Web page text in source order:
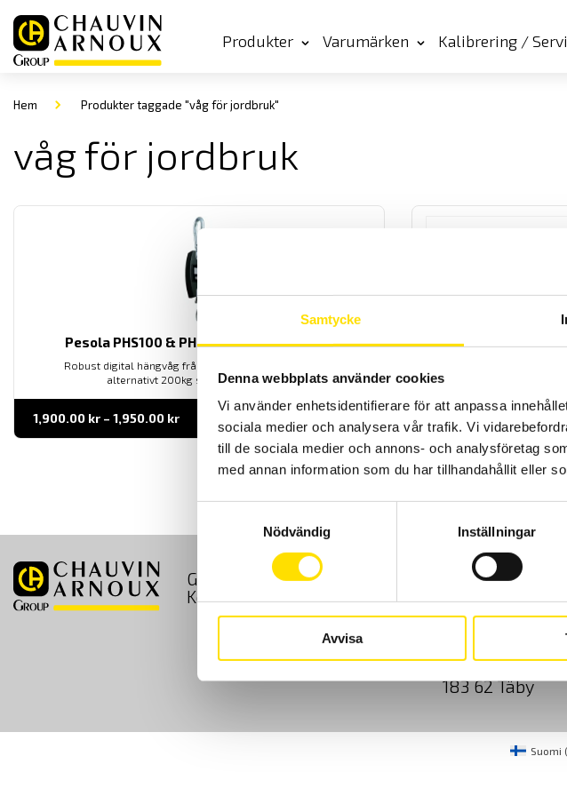
Samtycke
Denna webbplats använder cookies
Vi använder enhetsidentifierare för att anpassa
sociala medier och analysera vår trafik. Vi
till de sociala medier och annons- och analysföretag
med annan information som du har tillhandahållit eller
Nödvändig
Inställningar
Avvisa
Produkter Varumärken Kalibrering /
Hem Produkter taggade "våg för jordbruk"
våg för jordbruk
Pesola PHS100 & PHS200 Digitalhängvåg
Robust digital hängvåg från PESOLA, finns med 100 kg
alternativt 200kg som maxkapacitet.
1,900.00 kr – 1,950.00 krPrisintervall:
1,900.00 kr
till
1,950.00 kr
LÄS MER
Pesola PCS0300
5,900.00 kr
GDPR Köpvillkor Cookies
Kontakt
Sjöflygvägen 35
183 62 Täby
Suomi (